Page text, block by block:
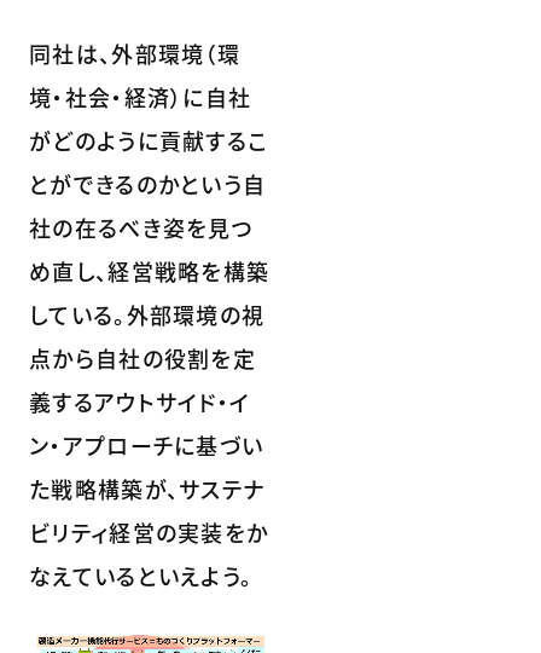
同社は、外部環境（環
境・社会・経済）に自社
がどのように貢献するこ
とができるのかという自
社の在るべき姿を見つ
め直し、経営戦略を構築
している。外部環境の視
点から自社の役割を定
義するアウトサイド・イ
ン・アプローチに基づい
た戦略構築が、サステナ
ビリティ経営の実装をか
なえているといえよう。